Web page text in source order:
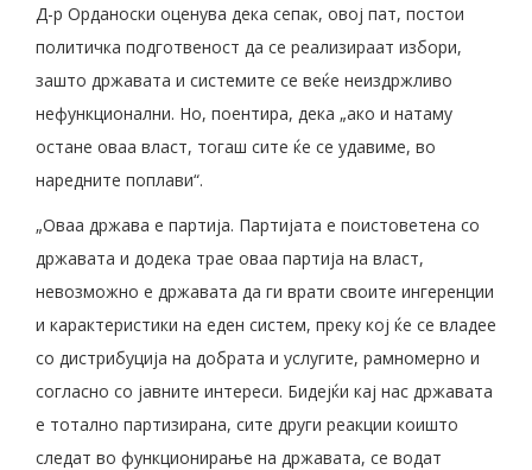
Д-р Орданоски оценува дека сепак, овој пат, постои
политичка подготвеност да се реализираат избори,
зашто државата и системите се веќе неиздржливо
нефункционални. Но, поентира, дека „ако и натаму
остане оваа власт, тогаш сите ќе се удавиме, во
наредните поплави“.
„Оваа држава е партија. Партијата е поистоветена со
државата и додека трае оваа партија на власт,
невозможно е државата да ги врати своите ингеренции
и карактеристики на еден систем, преку кој ќе се владее
со дистрибуција на добрата и услугите, рамномерно и
согласно со јавните интереси. Бидејќи кај нас државата
е тотално партизирана, сите други реакции коишто
следат во функционирање на државата, се водат